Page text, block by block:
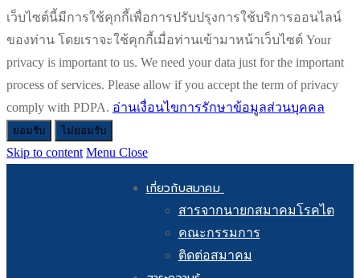
เว็บไซต์นี้มีการใช้คุกกี้เพื่อการปรับปรุงการใช้บริการออนไลน์
ของท่าน โดยเราจะใช้คุกกี้เมื่อท่านเข้ามาหน้าเว็บไซต์ Your
privacy is important to us. We need your data just for the important
process of services. Please allow if you accept the term of privacy
comply with PDPA. อ่านเงื่อนไขการรักษาข้อมูลส่วนบุคคล
ยอมรับ ไม่ยอมรับ
Skip to content Menu Close
เกี่ยวกับสมาคม
สารจากนายกสมาคมโรคไต
คณะกรรมการ
ติดต่อสมาคม